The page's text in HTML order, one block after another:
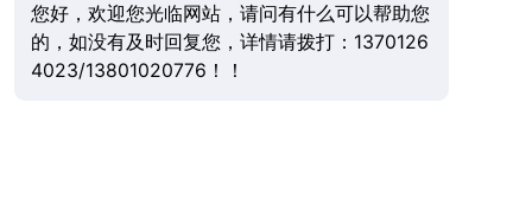
您好，欢迎您光临网站，请问有什么可以帮助您
的，如没有及时回复您，详情请拨打：1370126
4023/13801020776！！